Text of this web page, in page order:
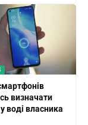
визначати
воді власника